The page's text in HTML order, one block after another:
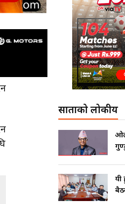
साताको लोकप्रीय
यी